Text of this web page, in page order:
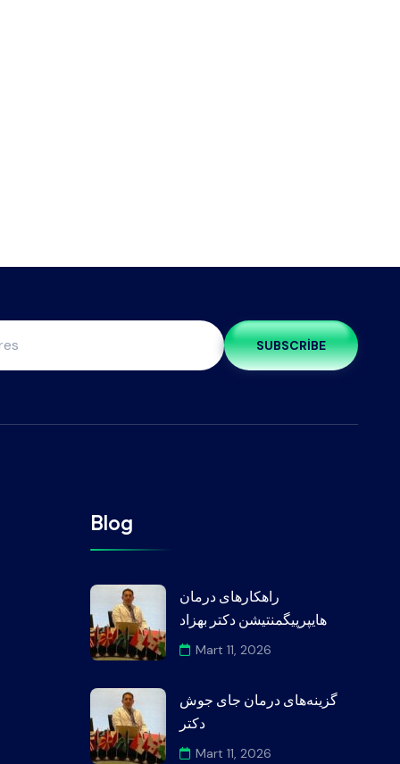
SUBSCRIBE
Blog
راهکارهای درمان
هایپرپیگمنتیشن دکتر بهزاد
Mart 11, 2026
گزینه‌های درمان جای جوش
دکتر
Mart 11, 2026